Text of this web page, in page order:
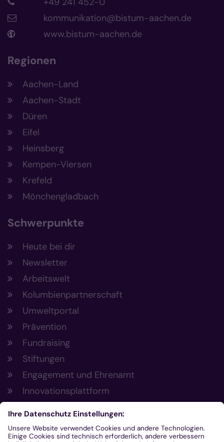
kommunikation@bistum-aachen.de
www.bistum-aachen.de
Regionen
Aachen-Land
Aachen-Stadt
Düren
Eifel
Heinsberg
Kempen-Viersen
Krefeld
Mönchengladbach
Schwerpunkte
Heute bei dir
Newsletter
Arbeitswelt
Kolumbienpartnerschaft
Umweltportal
Prävention
Fundraising
Stiftungen
Engagement und Ehrenamt
Innovationsplattform
Aus der Plattform